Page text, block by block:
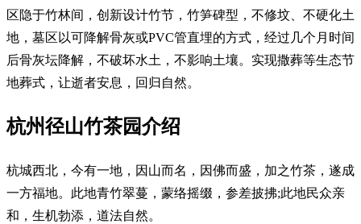
区隐于竹林间，创新设计竹节，竹笋碑型，不修坟、不硬化土
地，墓区以可降解骨灰或PVC管直埋的方式，经过几个月时间
后骨灰坛降解，不破坏水土，不影响土壤。实现撒葬等生态节
地葬式，让逝者安息，回归自然。
杭州径山竹茶园介绍
杭城西北，今有一地，因山而名，因佛而盛，加之竹茶，遂成
一方福地。此地青竹翠蔓，蒙络摇缀，参差披拂;此地民众亲
和，生机勃添，道法自然。